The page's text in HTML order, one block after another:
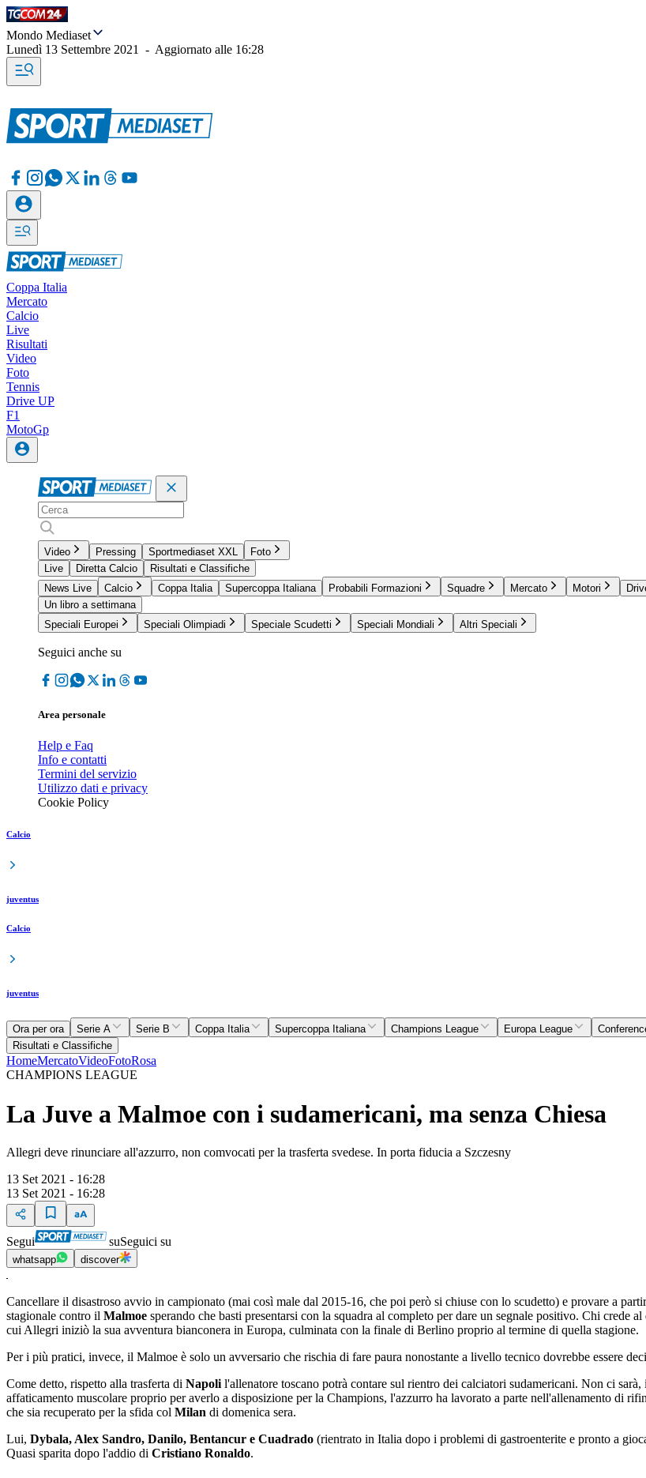
Mondo Mediaset
Lunedì 13 Settembre 2021
- Aggiornato alle 16:28
Coppa Italia
Mercato
Calcio
Live
Risultati
Video
Foto
Tennis
Drive UP
F1
MotoGp
Video Pressing Sportmediaset XXL
Foto
Live
Diretta Calcio
Risultati e Classifiche
News Live
Calcio Coppa Italia Supercoppa Italiana Probabili Formazioni Squadre Mercato Motori
Un libro a settimana
Speciali Europei
Speciali Olimpiadi Speciale Scudetti Speciali Mondiali Altri Speciali
Seguici anche su
Area personale
Help e Faq
Info e contatti
Termini del servizio
Utilizzo dati e privacy
Cookie Policy
Calcio
juventus
Calcio
juventus
Ora per ora Serie A Serie B Coppa Italia Supercoppa Italiana Champions League Europa League
Risultati e Classifiche
HomeMercatoVideoFotoRosa
CHAMPIONS LEAGUE
La Juve a Malmoe con i sudamericani, ma senza Chiesa
Allegri deve rinunciare all'azzurro, non comvocati per la trasferta svedese. In porta fiducia a Szczesny
13 Set 2021 - 16:28
13 Set 2021 - 16:28
Segui suSeguici su
whatsapp discover
Cancellare il disastroso avvio in campionato (mai così male dal 2015-16, che poi però si chiuse con lo scudetto) e provare a
stagionale contro il Malmoe sperando che basti presentarsi con la squadra al completo per dare un segnale positivo. Chi crede
cui Allegri iniziò la sua avventura bianconera in Europa, culminata con la finale di Berlino proprio al termine di quella stagione.
Per i più pratici, invece, il Malmoe è solo un avversario che rischia di fare paura nonostante a livello tecnico dovrebbe essere
Come detto, rispetto alla trasferta di Napoli l'allenatore toscano potrà contare sul rientro dei calciatori sudamericani. Non ci sarà,
affaticamento muscolare proprio per averlo a disposizione per la Champions, l'azzurro ha lavorato a parte nell'allenamento di
che sia recuperato per la sfida col Milan di domenica sera.
Lui, Dybala, Alex Sandro, Danilo, Bentancur e Cuadrado (rientrato in Italia dopo i problemi di gastroenterite e pronto a
Quasi sparita dopo l'addio di Cristiano Ronaldo.